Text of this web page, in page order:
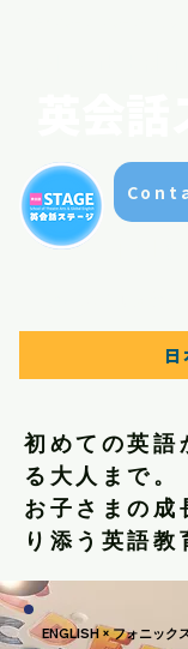
日
初めての英語
る大人まで。
お子さまの成
り添う英語教
ENGLISH × フォニック
ENGLISH × フォニック